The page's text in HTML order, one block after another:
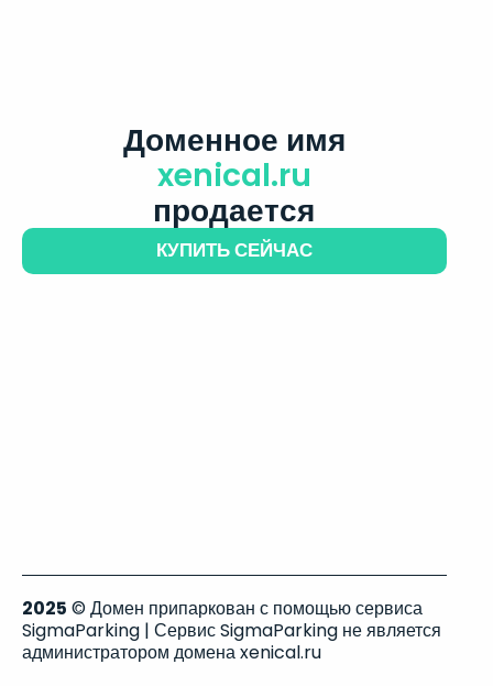
Доменное имя
xenical.ru
продается
КУПИТЬ СЕЙЧАС
2025 © Домен припаркован с помощью сервиса
SigmaParking | Сервис SigmaParking не является
администратором домена xenical.ru